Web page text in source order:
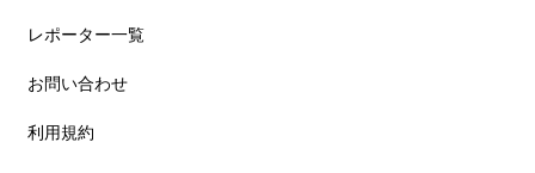
レポーター一覧
お問い合わせ
利用規約